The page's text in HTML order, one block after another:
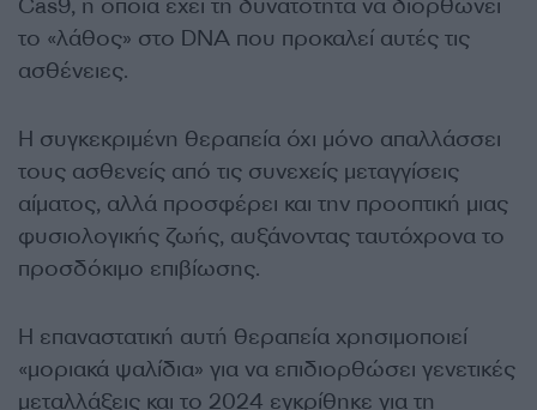
Cas9, η οποία έχει τη δυνατότητα να διορθώνει
το «λάθος» στο DNA που προκαλεί αυτές τις
ασθένειες.
Η συγκεκριμένη θεραπεία όχι μόνο απαλλάσσει
τους ασθενείς από τις συνεχείς μεταγγίσεις
αίματος, αλλά προσφέρει και την προοπτική μιας
φυσιολογικής ζωής, αυξάνοντας ταυτόχρονα το
προσδόκιμο επιβίωσης.
Η επαναστατική αυτή θεραπεία χρησιμοποιεί
«μοριακά ψαλίδια» για να επιδιορθώσει γενετικές
μεταλλάξεις και το 2024 εγκρίθηκε για τη